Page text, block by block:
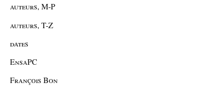
auteurs, M-P
auteurs, T-Z
dates
EnsaPC
François Bon